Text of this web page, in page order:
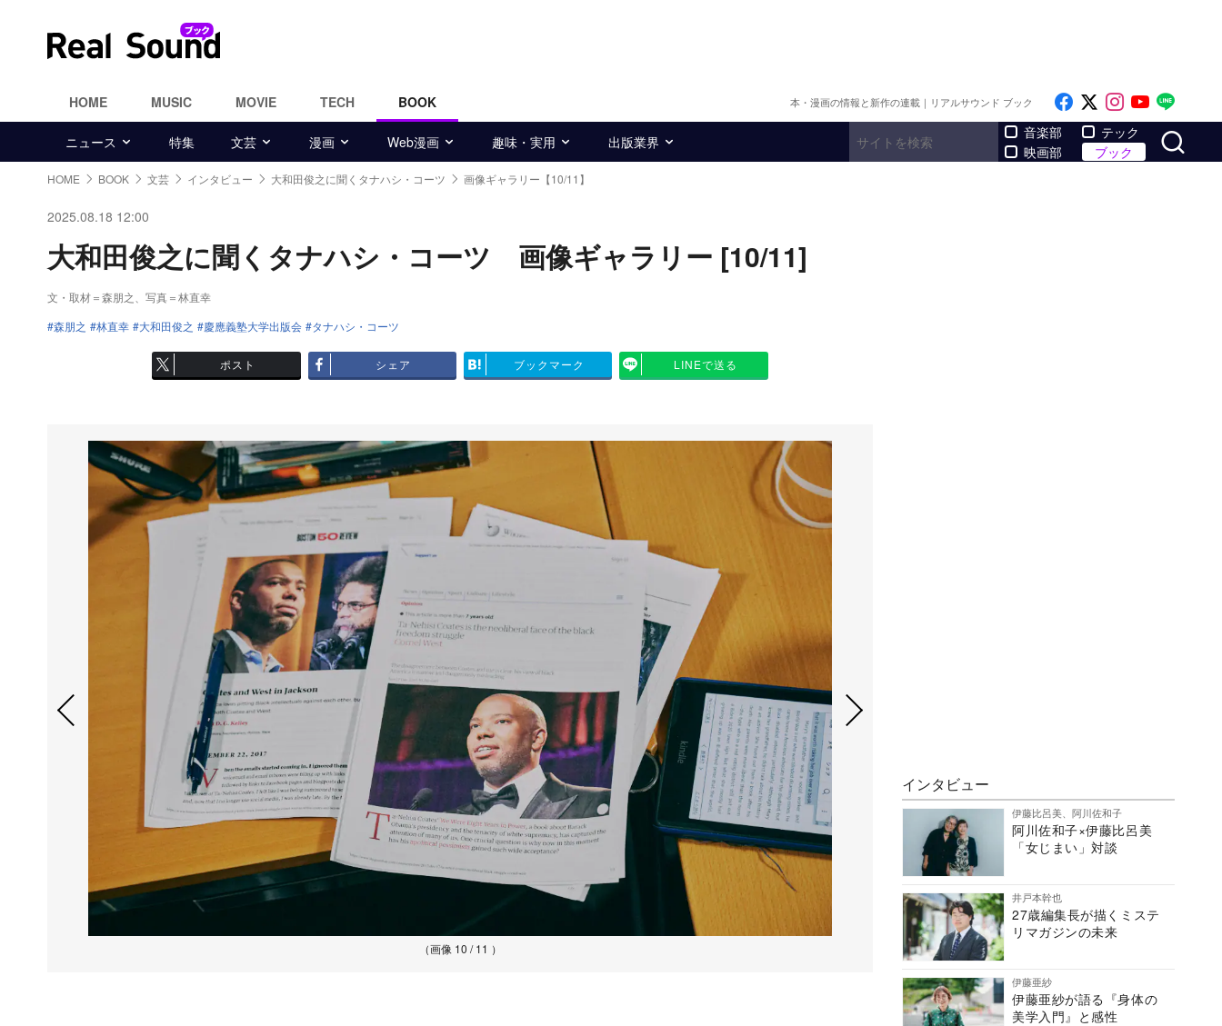
HOME MUSIC MOVIE TECH BOOK 本・漫画の情報と新作の連載｜リアルサウンド ブック Like on Facebook
Follow on x
Follow on
Follow
ニュース 特集 文芸 漫画 Web漫画 趣味・実用 出版業界
音楽部
映画部
テック
ブック
HOME BOOK 文芸 インタビュー 大和田俊之に聞くタナハシ・コーツ 画像ギャラリー【10/11】
2025.08.18 12:00
大和田俊之に聞くタナハシ・コーツ 画像ギャラリー [10/11]
文・取材＝森朋之、写真＝林直幸
森朋之
林直幸 大和田俊之 慶應義塾大学出版会 タナハシ・コーツ
ポスト シェア ブックマーク LINEで送る
（画像 10 / 11 ）
インタビュー
伊藤比呂美、阿川佐和子
阿川佐和子×伊藤比呂美
「女じまい」対談
井戸本幹也
27歳編集長が描くミステ
リマガジンの未来
伊藤亜紗
伊藤亜紗が語る『身体の
美学入門』と感性